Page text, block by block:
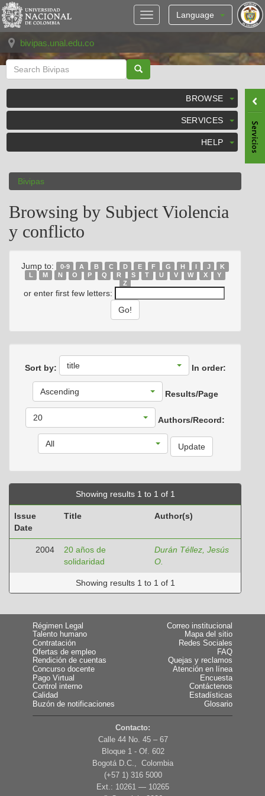
Skip
navigation
Language
bivipas.unal.edu.co
BROWSE
SERVICES
HELP
Bivipas
Browsing by Subject Violencia
y conflicto
Jump to: 0-9 A B C D E F G H I J
K
L
M N O P Q R S T U V W X
Y
Z
or enter first few letters:
Sort by: title In order:
Ascending Results/Page
20 Authors/Record:
All
Showing results 1 to 1 of 1
Issue
Date
Title Author(s)
2004
20 años de
solidaridad
Durán Téllez, Jesús
O.
Showing results 1 to 1 of 1
Régimen Legal
Talento humano
Contratación
Ofertas de empleo
Rendición de cuentas
Concurso docente
Pago Virtual
Control interno
Calidad
Buzón de notificaciones
Correo institucional
Mapa del sitio
Redes Sociales
FAQ
Quejas y reclamos
Atención en línea
Encuesta
Contáctenos
Estadísticas
Glosario
Contacto:
Calle 44 No. 45 – 67
Bloque 1 - Of. 602
Bogotá D.C., Colombia
(+57 1) 316 5000
Ext.: 10261 — 10265